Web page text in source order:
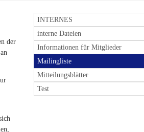
der
INTERNES
interne Dateien
Informationen für Mitglieder
Mailingliste
Mitteilungsblätter
Test